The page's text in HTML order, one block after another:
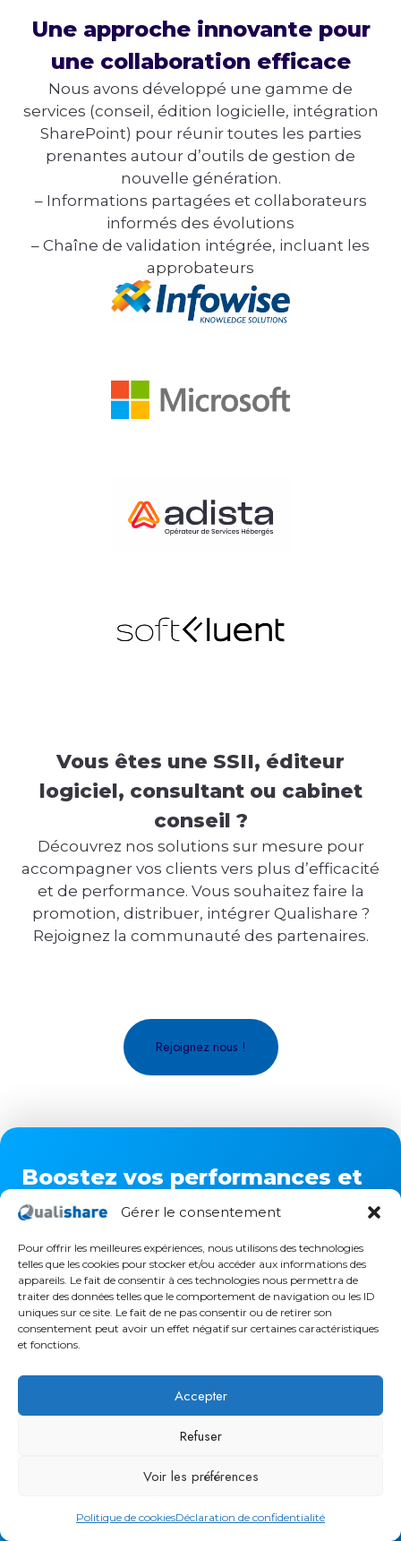
Gérer le consentement
Pour offrir les meilleures expériences, nous utilisons des technologies
telles que les cookies pour stocker et/ou accéder aux informations des
appareils. Le fait de consentir à ces technologies nous permettra de
traiter des données telles que le comportement de navigation ou les ID
uniques sur ce site. Le fait de ne pas consentir ou de retirer son
consentement peut avoir un effet négatif sur certaines caractéristiques
et fonctions.
Accepter
Refuser
Voir les préférences
Politique de cookiesDéclaration de confidentialité
Une approche innovante pour
une collaboration efficace
Nous avons développé une gamme de
services (conseil, édition logicielle, intégration
SharePoint) pour réunir toutes les parties
prenantes autour d’outils de gestion de
nouvelle génération.
– Informations partagées et collaborateurs
informés des évolutions
– Chaîne de validation intégrée, incluant les
approbateurs
Vous êtes une SSII, éditeur
logiciel, consultant ou cabinet
conseil ?
Découvrez nos solutions sur mesure pour
accompagner vos clients vers plus d’efficacité
et de performance. Vous souhaitez faire la
promotion, distribuer, intégrer Qualishare ?
Rejoignez la communauté des partenaires.
Rejoignez nous !
Boostez vos performances et
votre collaboration !
Utilisez nos services disponibles aussi sur
mobile et tablette !
30 jours d’essais
100% sur mesure
Demander une démo